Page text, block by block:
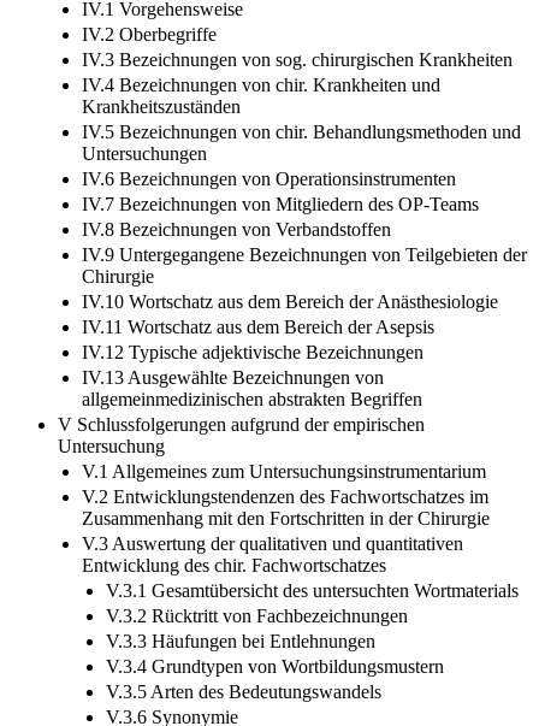
Chirurgie
IV.1 Vorgehensweise
IV.2 Oberbegriffe
IV.3 Bezeichnungen von sog. chirurgischen Krankheiten
IV.4 Bezeichnungen von chir. Krankheiten und
Krankheitszuständen
IV.5 Bezeichnungen von chir. Behandlungsmethoden und
Untersuchungen
IV.6 Bezeichnungen von Operationsinstrumenten
IV.7 Bezeichnungen von Mitgliedern des OP-Teams
IV.8 Bezeichnungen von Verbandstoffen
IV.9 Untergegangene Bezeichnungen von Teilgebieten der
Chirurgie
IV.10 Wortschatz aus dem Bereich der Anästhesiologie
IV.11 Wortschatz aus dem Bereich der Asepsis
IV.12 Typische adjektivische Bezeichnungen
IV.13 Ausgewählte Bezeichnungen von
allgemeinmedizinischen abstrakten Begriffen
V Schlussfolgerungen aufgrund der empirischen
Untersuchung
V.1 Allgemeines zum Untersuchungsinstrumentarium
V.2 Entwicklungstendenzen des Fachwortschatzes im
Zusammenhang mit den Fortschritten in der Chirurgie
V.3 Auswertung der qualitativen und quantitativen
Entwicklung des chir. Fachwortschatzes
V.3.1 Gesamtübersicht des untersuchten Wortmaterials
V.3.2 Rücktritt von Fachbezeichnungen
V.3.3 Häufungen bei Entlehnungen
V.3.4 Grundtypen von Wortbildungsmustern
V.3.5 Arten des Bedeutungswandels